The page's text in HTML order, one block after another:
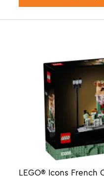
LEGO® Icons French